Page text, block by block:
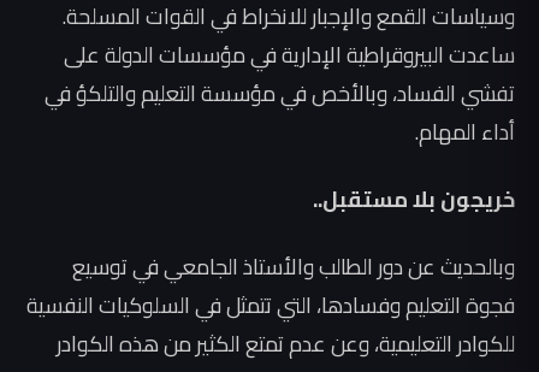
وسياسات القمع والإجبار للانخراط في القوات المسلحة.
ساعدت البيروقراطية الإدارية في مؤسسات الدولة على
تفشي الفساد، وبالأخص في مؤسسة التعليم والتلكؤ في
أداء المهام.
خريجون بلا مستقبل..
وبالحديث عن دور الطالب والأستاذ الجامعي في توسيع
فجوة التعليم وفسادها، التي تتمثل في السلوكيات النفسية
للكوادر التعليمية، وعن عدم تمتع الكثير من هذه الكوادر